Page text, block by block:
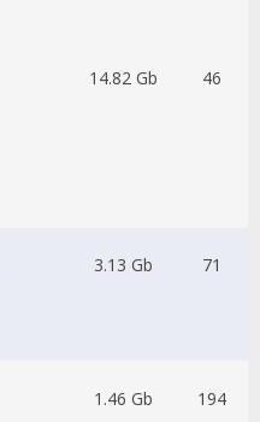
14.82 Gb 46
3.13 Gb 71
1.46 Gb 194